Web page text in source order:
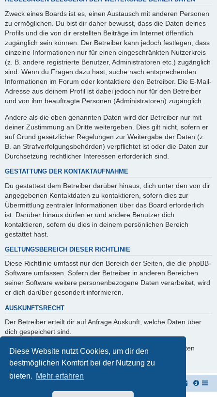
Diese Website nutzt Cookies, um dir den
bestmöglichen Komfort bei der Nutzung zu
bieten. Mehr erfahren
Zweck eines Boards ist es, einen Austausch mit anderen Personen
zu ermöglichen. Du bist dir daher bewusst, dass die Daten deines
Profils und die von dir erstellten Beiträge im Internet öffentlich
zugänglich sein können. Der Betreiber kann jedoch festlegen, dass
einzelne Informationen nur für einen eingeschränkten Nutzerkreis
(z. B. andere registrierte Benutzer, Administratoren etc.) zugänglich
sind. Wenn du Fragen dazu hast, suche nach entsprechenden
Informationen im Forum oder kontaktiere den Betreiber. Die E-Mail-
Adresse aus deinem Profil ist dabei jedoch nur für den Betreiber
und von ihm beauftragte Personen (Administratoren) zugänglich.
Andere als die oben genannten Daten wird der Betreiber nur mit
deiner Zustimmung an Dritte weitergeben. Dies gilt nicht, sofern er
auf Grund gesetzlicher Regelungen zur Weitergabe der Daten (z.
B. an Strafverfolgungsbehörden) verpflichtet ist oder die Daten zur
Durchsetzung rechtlicher Interessen erforderlich sind.
GESTATTUNG DER KONTAKTAUFNAHME
Du gestattest dem Betreiber darüber hinaus, dich unter den von dir
angegebenen Kontaktdaten zu kontaktieren, sofern dies zur
Übermittlung zentraler Informationen über das Board erforderlich
ist. Darüber hinaus dürfen er und andere Benutzer dich
kontaktieren, sofern du dies in deinem persönlichen Bereich
gestattet hast.
GELTUNGSBEREICH DIESER RICHTLINIE
Diese Richtlinie umfasst nur den Bereich der Seiten, die die phpBB-
Software umfassen. Sofern der Betreiber in anderen Bereichen
seiner Software weitere personenbezogene Daten verarbeitet, wird
er dich darüber gesondert informieren.
AUSKUNFTSRECHT
Der Betreiber erteilt dir auf Anfrage Auskunft, welche Daten über
dich gespeichert sind.
Du kannst jederzeit die Löschung bzw. Sperrung deiner Daten
verlangen. Kontaktiere hierzu bitte den Betreiber.